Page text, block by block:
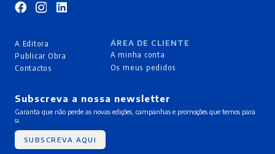
A Editora
Publicar Obra
Contactos
ÁREA DE CLIENTE
A minha conta
Os meus pedidos
Subscreva a nossa newsletter
Garanta que não perde as novas edições, campanhas e promoções que temos para
si.
SUBSCREVA AQUI